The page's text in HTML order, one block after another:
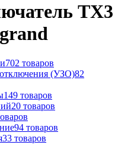
TX3
702 товаров
отключения (УЗО)82
149 товаров
20 товаров
94 товаров
33 товаров